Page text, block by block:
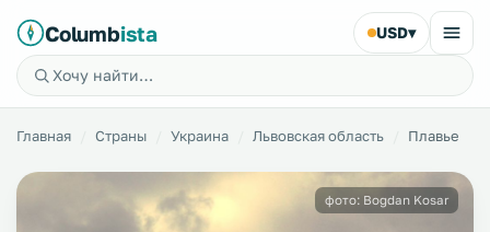
Columbista USD▾
Главная Страны Украина Львовская область Плавье
фото: Bogdan Kosar